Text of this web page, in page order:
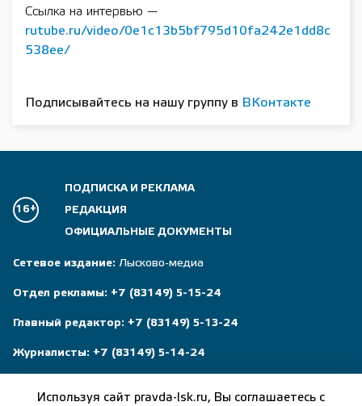
Ссылка на интервью —
rutube.ru/video/0e1c13b5bf795d10fa242e1dd8c
538ee/
Подписывайтесь на нашу группу в ВКонтакте
16+
ПОДПИСКА И РЕКЛАМА
РЕДАКЦИЯ
ОФИЦИАЛЬНЫЕ ДОКУМЕНТЫ
Сетевое издание: Лысково-медиа
Отдел рекламы: +7 (83149) 5-15-24
Главный редактор: +7 (83149) 5-13-24
Журналисты: +7 (83149) 5-14-24
Используя сайт pravda-lsk.ru, Вы соглашаетесь с